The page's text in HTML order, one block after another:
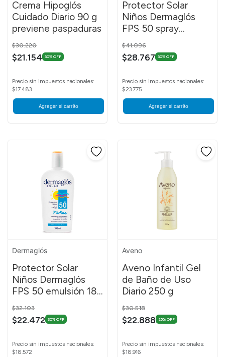
Crema Hipoglós
Cuidado Diario 90 g
previene paspaduras
Price reduced from
$30.220
$21.154 30% OFF
Precio sin impuestos nacionales:
$17.483
Agregar al carrito
Protector Solar
Niños Dermaglós
FPS 50 spray
continuo 170 ml
Price reduced from
$41.096
$28.767 30% OFF
Precio sin impuestos nacionales:
$23.775
Agregar al carrito
Dermaglós
Protector Solar
Niños Dermaglós
FPS 50 emulsión 180
ml
Price reduced from
$32.103
$22.472 30% OFF
Precio sin impuestos nacionales:
$18.572
Aveno
Aveno Infantil Gel
de Baño de Uso
Diario 250 g
Price reduced from
$30.518
$22.888 25% OFF
Precio sin impuestos nacionales:
$18.916